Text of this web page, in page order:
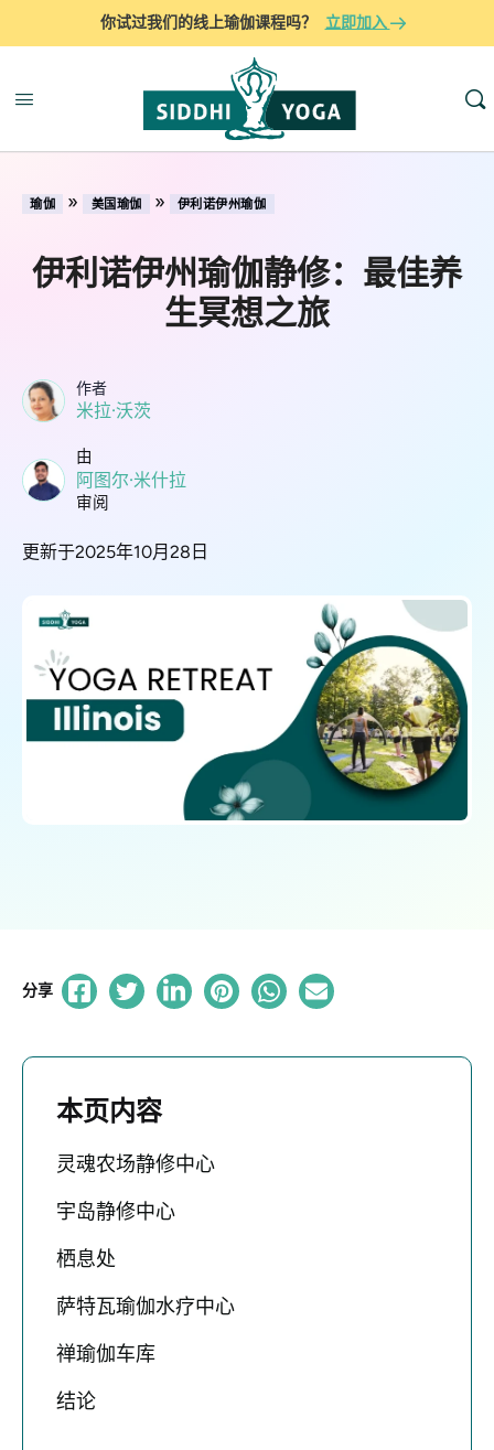
你试过我们的线上瑜伽课程吗？ 立即加入
瑜伽 » 美国瑜伽 » 伊利诺伊州瑜伽
伊利诺伊州瑜伽静修：最佳养
生冥想之旅
作者
米拉·沃茨
由
阿图尔·米什拉
审阅
更新于2025年10月28日
分享
本页内容
灵魂农场静修中心
宇岛静修中心
栖息处
萨特瓦瑜伽水疗中心
禅瑜伽车库
结论